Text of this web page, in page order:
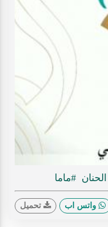
#ماما
واتس اب تحميل